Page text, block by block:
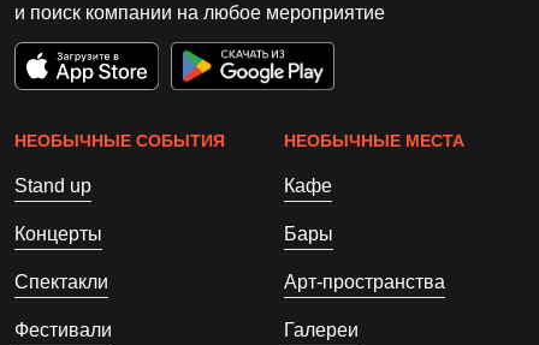
и поиск компании на любое мероприятие
НЕОБЫЧНЫЕ СОБЫТИЯ
Stand up
Концерты
Спектакли
Фестивали
НЕОБЫЧНЫЕ МЕСТА
Кафе
Бары
Арт-пространства
Галереи